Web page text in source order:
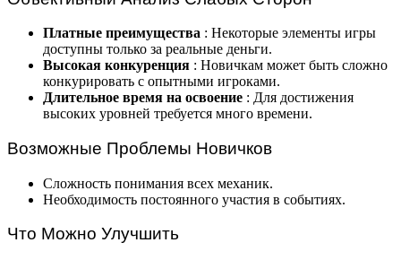
Платные преимущества : Некоторые элементы игры
доступны только за реальные деньги.
Высокая конкуренция : Новичкам может быть сложно
конкурировать с опытными игроками.
Длительное время на освоение : Для достижения
высоких уровней требуется много времени.
Возможные Проблемы Новичков
Сложность понимания всех механик.
Необходимость постоянного участия в событиях.
Что Можно Улучшить